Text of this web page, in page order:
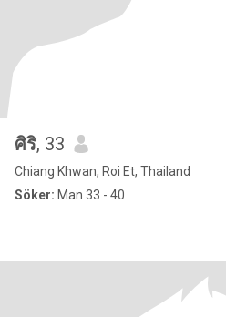
ศิริ, 33
Chiang Khwan, Roi Et, Thailand
Söker: Man 33 - 40